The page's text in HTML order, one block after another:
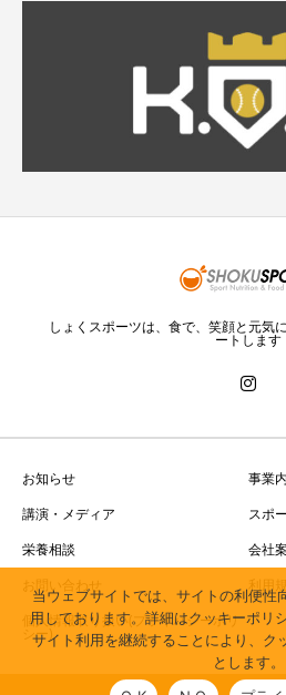
しょくスポーツは、食で、笑顔と元気
ートします
お知らせ
事業
講演・メディア
スポ
栄養相談
会社
お問い合わせ
利用
個人情報取り扱い(プライバシーポリ
シー)
当ウェブサイトでは、サイトの利便性
用しております。詳細はクッキーポリ
サイト利用を継続することにより、ク
とします。